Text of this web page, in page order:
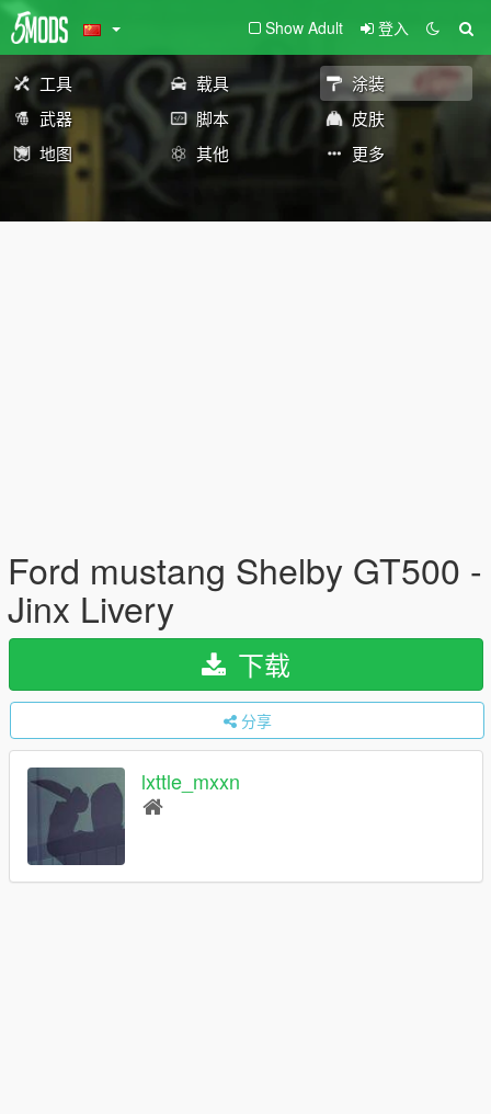
Show Adult 登入
工具 载具
涂装
武器
脚本
皮肤
地图
其他 更多
Ford mustang Shelby GT500 -
Jinx Livery
下载
分享
lxttle_mxxn